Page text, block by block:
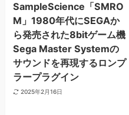
SampleScience「SMRO
M」1980年代にSEGAか
ら発売された8bitゲーム機
Sega Master Systemの
サウンドを再現するロンプ
ラープラグイン
2025年2月16日